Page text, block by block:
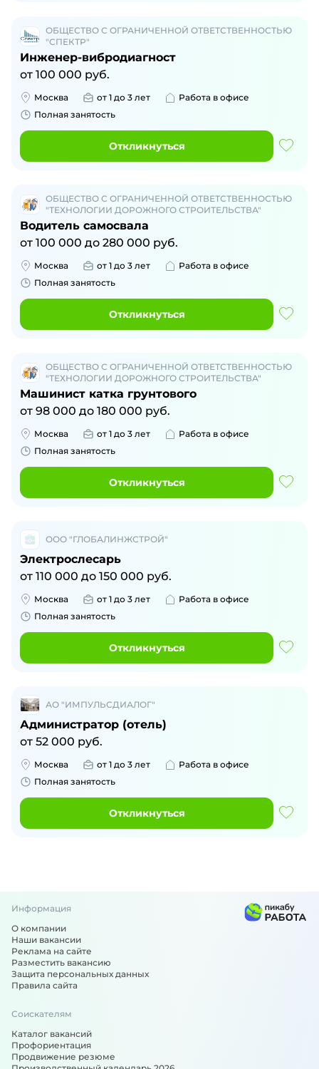
ОБЩЕСТВО С ОГРАНИЧЕННОЙ ОТВЕТСТВЕННОСТЬЮ
"СПЕКТР"
Инженер-вибродиагност
от 100 000 руб.
Москва от 1 до 3 лет
Работа в офисе
Полная занятость
Откликнуться
ОБЩЕСТВО С ОГРАНИЧЕННОЙ ОТВЕТСТВЕННОСТЬЮ
"ТЕХНОЛОГИИ ДОРОЖНОГО СТРОИТЕЛЬСТВА"
Водитель самосвала
от 100 000 до 280 000 руб.
Москва от 1 до 3 лет
Работа в офисе
Полная занятость
Откликнуться
ОБЩЕСТВО С ОГРАНИЧЕННОЙ ОТВЕТСТВЕННОСТЬЮ
"ТЕХНОЛОГИИ ДОРОЖНОГО СТРОИТЕЛЬСТВА"
Машинист катка грунтового
от 98 000 до 180 000 руб.
Москва от 1 до 3 лет
Работа в офисе
Полная занятость
Откликнуться
ООО "ГЛОБАЛИНЖСТРОЙ"
Электрослесарь
от 110 000 до 150 000 руб.
Москва от 1 до 3 лет
Работа в офисе
Полная занятость
Откликнуться
АО "ИМПУЛЬСДИАЛОГ"
Администратор (отель)
от 52 000 руб.
Москва от 1 до 3 лет
Работа в офисе
Полная занятость
Откликнуться
Информация
О компании
Наши вакансии
Реклама на сайте
Разместить вакансию
Защита персональных данных
Правила сайта
Соискателям
Каталог вакансий
Профориентация
Продвижение резюме